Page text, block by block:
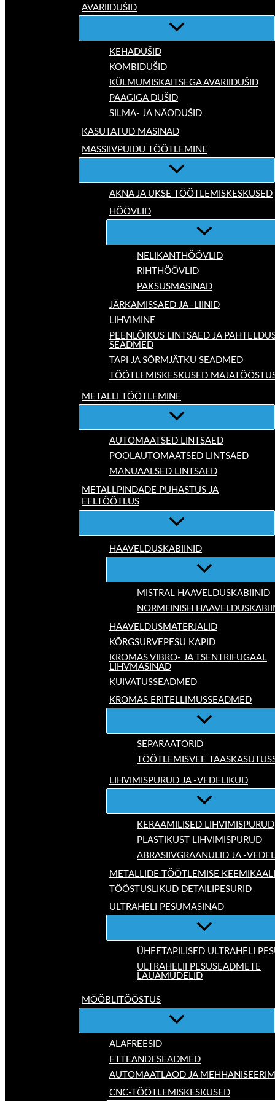
AVARIIDUŠID
KEHADUŠID
KOMBIDUŠID
KÜLMUMISKAITSEGA AVARIIDUŠID
PAAGIGA DUŠID
SILMA- JA NÄODUŠID
KASUTATUD MASINAD
MASSIIVPUIDU TÖÖTLEMINE
AKNA JA UKSE TÖÖTLEMISKESKUSED
HÖÖVLID
NELIKANTHÖÖVLID
RIHTHÖÖVLID
PAKSUSMASINAD
JÄRKAMISSAED JA -LIINID
LIHVIMINE
PEENLÕIKUS LINTSAED JA
SEADMED
TAPI JA SÕRMJÄTKU SEADMED
TÖÖTLEMISKESKUSED
METALLI TÖÖTLEMINE
AUTOMAATSED LINTSAED
POOLAUTOMAATSED LINTSAED
MANUAALSED LINTSAED
METALLPINDADE PUHASTUS JA
EELTÖÖTLUS
HAAVELDUSKABIINID
MISTRAL HAAVELDUSKABIINID
NORMFINISH
HAAVELDUSMATERJALID
KÕRGSURVEPESU KAPID
KROMAS VIBRO- JA TSENTRIFUGAAL
LIHVMASINAD
KUIVATUSSEADMED
KROMAS ERITELLIMUSSEADMED
SEPARAATORID
TÖÖTLEMISVEE
LIHVIMISPURUD JA -VEDELIKUD
KERAAMILISED LIHVIMISPURUD
PLASTIKUST LIHVIMISPURUD
ABRASIIVGRAANULID JA -
METALLIDE TÖÖTLEMISE
TÖÖSTUSLIKUD DETAILIPESURID
ULTRAHELI PESUMASINAD
ÜHEETAPILISED ULTRAHELI
ULTRAHELII PESUSEADMETE
LAUAMUDELID
MÖÖBLITÖÖSTUS
ALAFREESID
ETTEANDESEADMED
AUTOMAATLAOD JA
CNC-TÖÖTLEMISKESKUSED